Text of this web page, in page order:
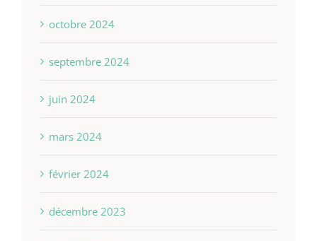
octobre 2024
septembre 2024
juin 2024
mars 2024
février 2024
décembre 2023